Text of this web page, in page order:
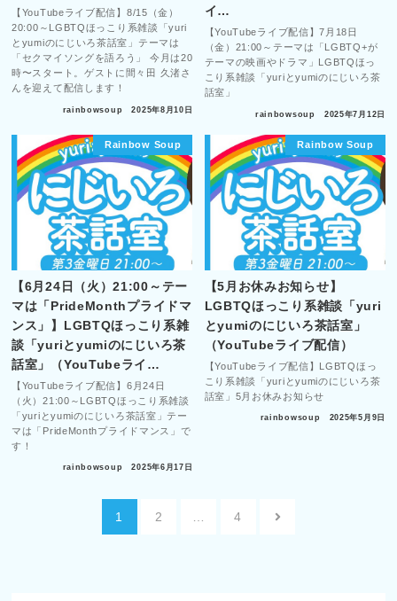
【YouTubeライブ配信】8/15（金）
20:00～LGBTQほっこり系雑談「yuri
とyumiのにじいろ茶話室」テーマは
「セクマイソングを語ろう」 今月は20
時〜スタート。ゲストに間々田 久渚さ
んを迎えて配信します！
rainbowsoup 2025年8月10日
イ…
【YouTubeライブ配信】7月18日
（金）21:00～テーマは「LGBTQ+が
テーマの映画やドラマ」LGBTQほっ
こり系雑談「yuriとyumiのにじいろ茶
話室」
rainbowsoup 2025年7月12日
Rainbow Soup
【6月24日（火）21:00～テー
マは「PrideMonthプライドマ
ンス」】LGBTQほっこり系雑
談「yuriとyumiのにじいろ茶
話室」（YouTubeライ…
【YouTubeライブ配信】6月24日
（火）21:00～LGBTQほっこり系雑談
「yuriとyumiのにじいろ茶話室」テー
マは「PrideMonthプライドマンス」で
す！
rainbowsoup 2025年6月17日
Rainbow Soup
【5月お休みお知らせ】
LGBTQほっこり系雑談「yuri
とyumiのにじいろ茶話室」
（YouTubeライブ配信）
【YouTubeライブ配信】LGBTQほっ
こり系雑談「yuriとyumiのにじいろ茶
話室」5月お休みお知らせ
rainbowsoup 2025年5月9日
1 2 4